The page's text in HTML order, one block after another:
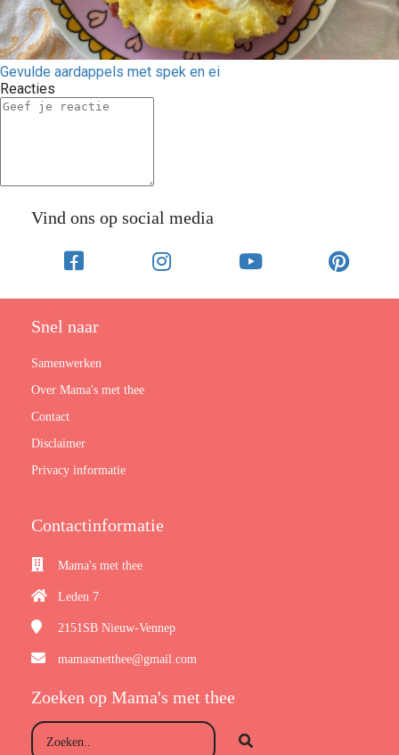
Gevulde aardappels met spek en ei
Reacties
Vind ons op social media
Snel naar
Samenwerken
Over Mama's met thee
Contact
Disclaimer
Privacy informatie
Contactinformatie
Mama's met thee
Leden 7
2151SB Nieuw-Vennep
mamasmetthee@gmail.com
Zoeken op Mama's met thee